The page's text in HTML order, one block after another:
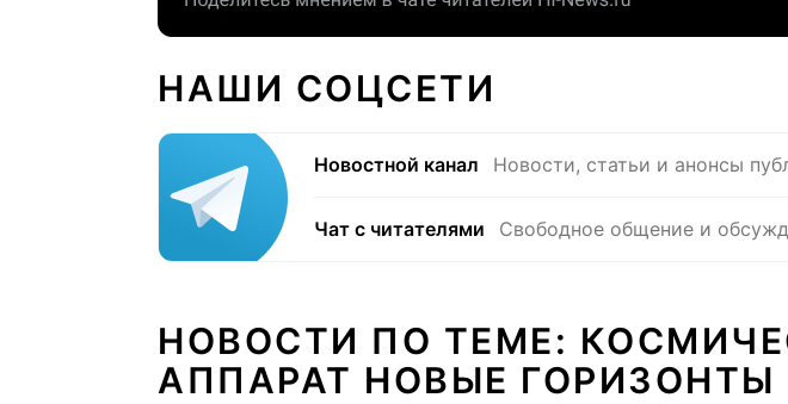
НАШИ СОЦСЕТИ
Новостной канал Новости, статьи и анонсы
Чат с читателями Свободное общение и
НОВОСТИ ПО ТЕМЕ:
АППАРАТ НОВЫЕ ГОРИЗОНТЫ